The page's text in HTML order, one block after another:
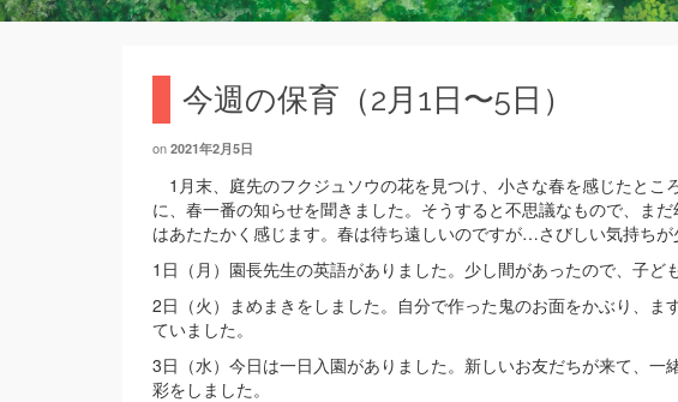
今週の保育（2月1日〜5日）
on 2021年2月5日
1月末、庭先のフクジュソウの花を見つけ、小さな春を感じたとこ
に、春一番の知らせを聞きました。そうすると不思議なもので、ま
はあたたかく感じます。春は待ち遠しいのですが…さびしい気持ちが
1日（月）園長先生の英語がありました。少し間があったので、子ど
2日（火）まめまきをしました。自分で作った鬼のお面をかぶり、
ていました。
3日（水）今日は一日入園がありました。新しいお友だちが来て、
彩をしました。